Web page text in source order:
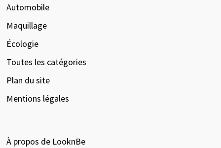
Automobile
Maquillage
Écologie
Toutes les catégories
Plan du site
Mentions légales
À propos de LooknBe